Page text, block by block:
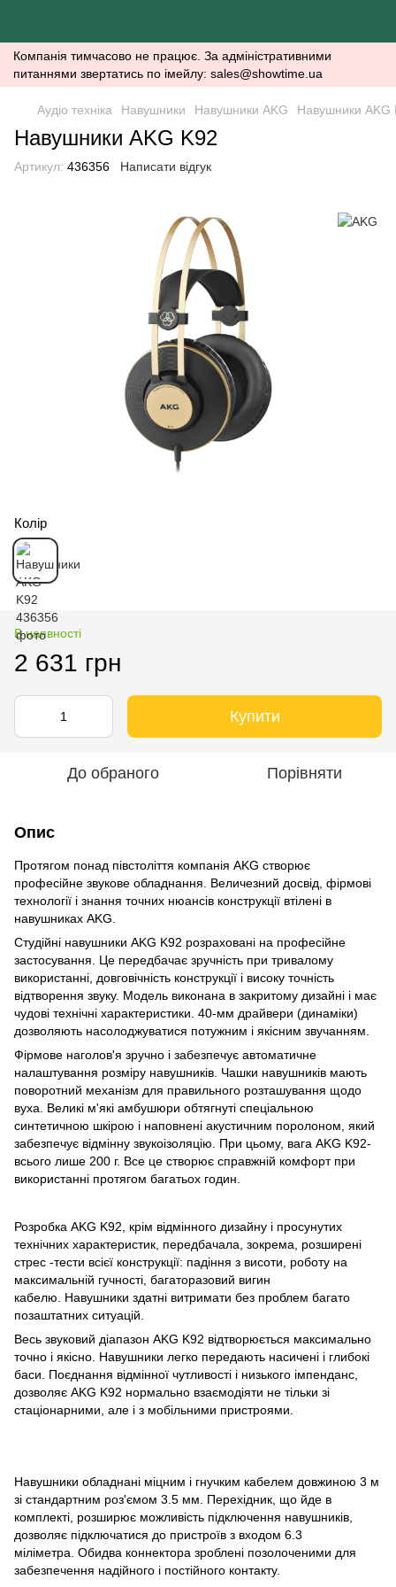
Компанія тимчасово не працює. За адміністративними
питаннями звертатись по імейлу: sales@showtime.ua
Аудіо техніка Навушники Навушники AKG Навушники AKG
Навушники AKG K92
Артикул: 436356 Написати відгук
Колір
В наявності
2 631 грн
Купити
До обраного Порівняти
Опис
Протягом понад півстоліття компанія AKG створює
професійне звукове обладнання. Величезний досвід, фірмові
технології і знання точних нюансів конструкції втілені в
навушниках AKG.
Студійні навушники AKG K92 розраховані на професійне
застосування. Це передбачає зручність при тривалому
використанні, довговічність конструкції і високу точність
відтворення звуку. Модель виконана в закритому дизайні і має
чудові технічні характеристики. 40-мм драйвери (динаміки)
дозволяють насолоджуватися потужним і якісним звучанням.
Фірмове наголов'я зручно і забезпечує автоматичне
налаштування розміру навушників. Чашки навушників мають
поворотний механізм для правильного розташування щодо
вуха. Великі м'які амбушюри обтягнуті спеціальною
синтетичною шкірою і наповнені акустичним поролоном, який
забезпечує відмінну звукоізоляцію. При цьому, вага AKG K92-
всього лише 200 г. Все це створює справжній комфорт при
використанні протягом багатьох годин.
Розробка AKG K92, крім відмінного дизайну і просунутих
технічних характеристик, передбачала, зокрема, розширені
стрес -тести всієї конструкції: падіння з висоти, роботу на
максимальній гучності, багаторазовий вигин
кабелю. Навушники здатні витримати без проблем багато
позаштатних ситуацій.
Весь звуковий діапазон AKG K92 відтворюється максимально
точно і якісно. Навушники легко передають насичені і глибокі
баси. Поєднання відмінної чутливості і низького імпенданс,
дозволяє AKG K92 нормально взаємодіяти не тільки зі
стаціонарними, але і з мобільними пристроями.
Навушники обладнані міцним і гнучким кабелем довжиною 3 м
зі стандартним роз'ємом 3.5 мм. Перехідник, що йде в
комплекті, розширює можливість підключення навушників,
дозволяє підключатися до пристроїв з входом 6.3
міліметра. Обидва коннектора зроблені позолоченими для
забезпечення надійного і постійного контакту.